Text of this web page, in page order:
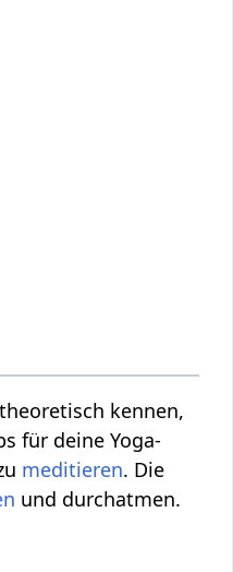
kennen,
für deine Yoga-
meditieren. Die
und durchatmen.